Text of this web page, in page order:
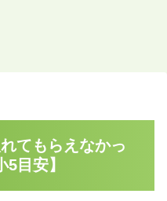
てもらえなかっ
目安】